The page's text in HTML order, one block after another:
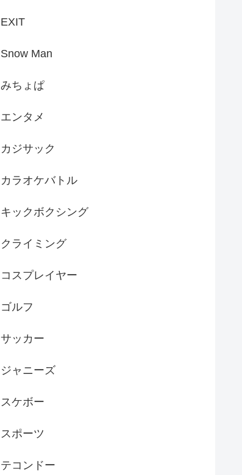
EXIT
Snow Man
みちょぱ
エンタメ
カジサック
カラオケバトル
キックボクシング
クライミング
コスプレイヤー
ゴルフ
サッカー
ジャニーズ
スケボー
スポーツ
テコンドー